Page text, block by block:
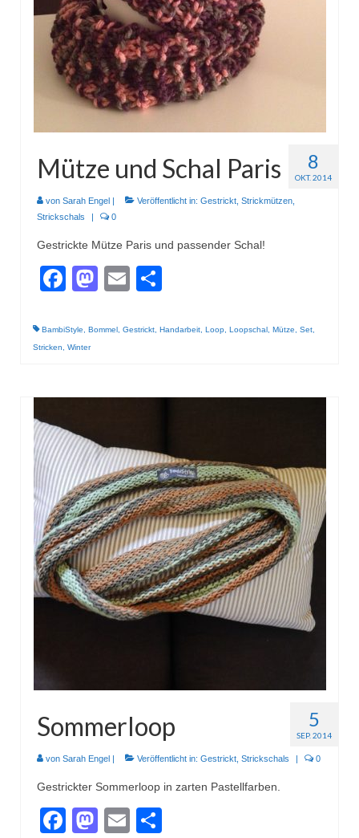
Topflappen
Winterzeit
Schals
Mützen
Stirnbänder
Specials
Waschtaschen
Sonstiges
8
OKT. 2014
Mütze und Schal Paris
von Sarah Engel Veröffentlicht in: Gestrickt, Strickmützen,
Strickschals
0
Gestrickte Mütze Paris und passender Schal!
Facebook
Mastodon
Email
BambiStyle, Bommel , Gestrickt, Handarbeit, Loop, Loopschal , Mütze, Set,
Stricken, Winter
5
SEP. 2014
Sommerloop
von Sarah Engel Veröffentlicht in: Gestrickt, Strickschals 0
Gestrickter Sommerloop in zarten Pastellfarben.
Facebook
Mastodon
Email